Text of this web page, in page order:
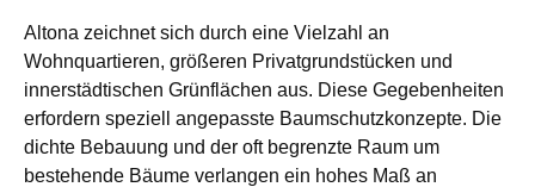
Altona zeichnet sich durch eine Vielzahl an
Wohnquartieren, größeren Privatgrundstücken und
innerstädtischen Grünflächen aus. Diese Gegebenheiten
erfordern speziell angepasste Baumschutzkonzepte. Die
dichte Bebauung und der oft begrenzte Raum um
bestehende Bäume verlangen ein hohes Maß an